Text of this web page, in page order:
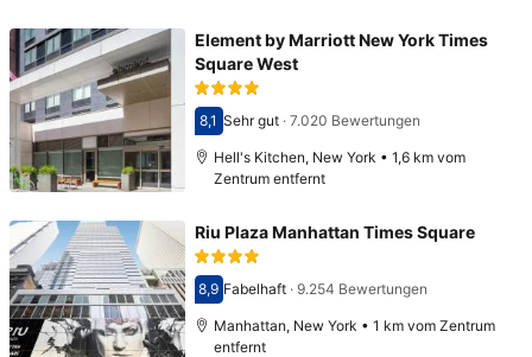
Element by Marriott New York Times
Square West
Bewertet mit 8,1
8,1 Sehr gut· 7.020 Bewertungen
Hell's Kitchen, New York • 1,6 km vom
Zentrum entfernt
Riu Plaza Manhattan Times Square
Bewertet mit 8,9
8,9 Fabelhaft· 9.254 Bewertungen
Manhattan, New York • 1 km vom Zentrum
entfernt